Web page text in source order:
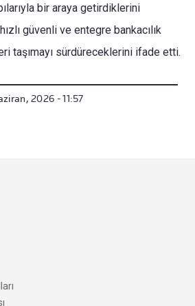
bir araya getirdiklerini
güvenli ve entegre bankacılık
taşımayı sürdüreceklerini ifade etti.
2026 - 11:57